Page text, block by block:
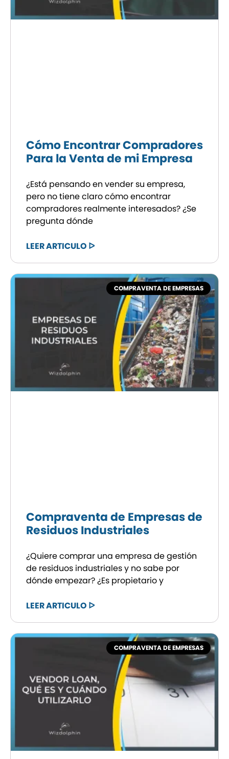
Cómo Encontrar Compradores
Para la Venta de mi Empresa
¿Está pensando en vender su empresa,
pero no tiene claro cómo encontrar
compradores realmente interesados? ¿Se
pregunta dónde
LEER ARTICULO ᐅ
COMPRAVENTA DE EMPRESAS
Compraventa de Empresas de
Residuos Industriales
¿Quiere comprar una empresa de gestión
de residuos industriales y no sabe por
dónde empezar? ¿Es propietario y
LEER ARTICULO ᐅ
COMPRAVENTA DE EMPRESAS